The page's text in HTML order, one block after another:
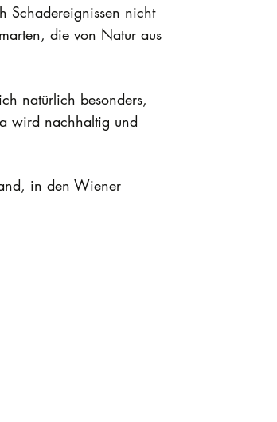
Schadereignissen nicht
die von Natur aus
natürlich besonders,
wird nachhaltig und
in den Wiener